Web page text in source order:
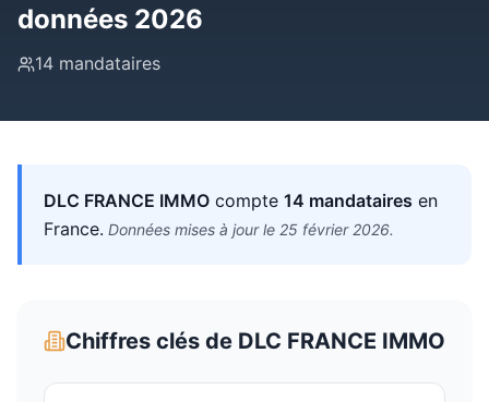
données 2026
14 mandataires
DLC FRANCE IMMO compte 14 mandataires en
France. Données mises à jour le 25 février 2026.
Chiffres clés de DLC FRANCE IMMO